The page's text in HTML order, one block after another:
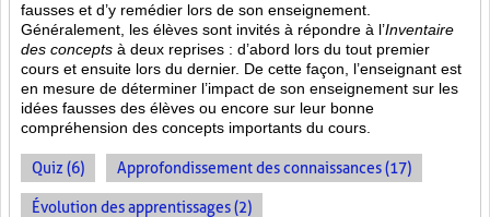
fausses et d’y remédier lors de son enseignement.
Généralement, les élèves sont invités à répondre à l’Inventaire
des concepts à deux reprises : d’abord lors du tout premier
cours et ensuite lors du dernier. De cette façon, l’enseignant est
en mesure de déterminer l’impact de son enseignement sur les
idées fausses des élèves ou encore sur leur bonne
compréhension des concepts importants du cours.
Quiz (6) Approfondissement des connaissances (17)
Évolution des apprentissages (2)